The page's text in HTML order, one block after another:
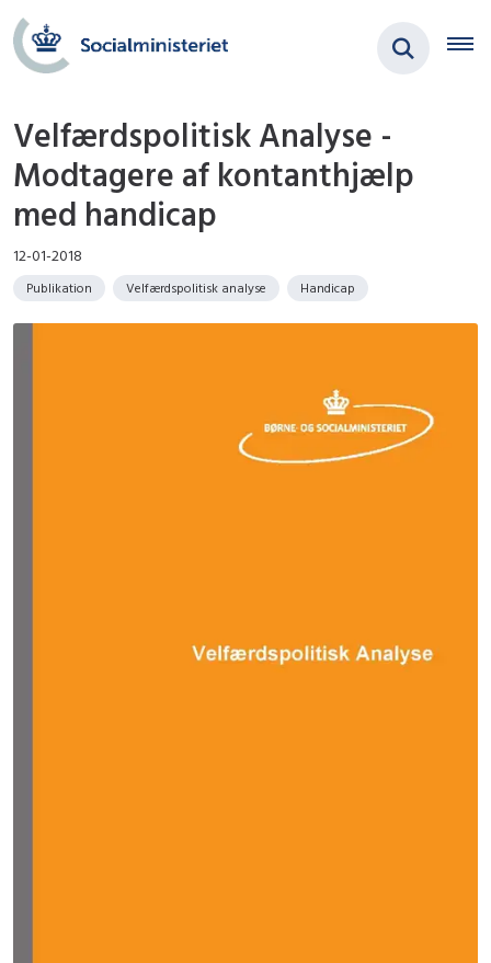
Velfærdspolitisk Analyse -
Modtagere af kontanthjælp
med handicap
12-01-2018
Publikation Velfærdspolitisk analyse Handicap